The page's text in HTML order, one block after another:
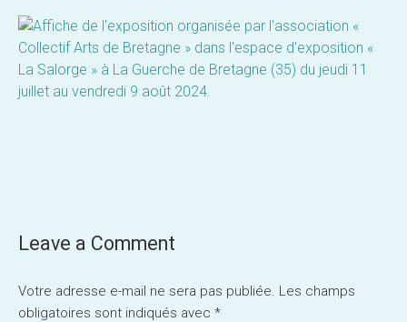
Leave a Comment
Votre adresse e-mail ne sera pas publiée. Les champs
obligatoires sont indiqués avec *